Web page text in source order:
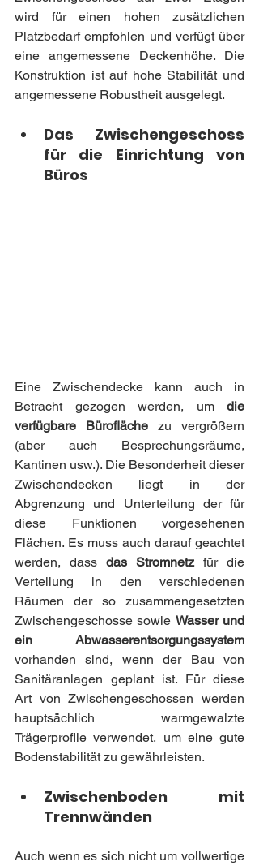
wird für einen hohen zusätzlichen
Platzbedarf empfohlen und verfügt über
eine angemessene Deckenhöhe. Die
Konstruktion ist auf hohe Stabilität und
angemessene Robustheit ausgelegt.
Das Zwischengeschoss
für die Einrichtung von
Büros
Eine Zwischendecke kann auch in
Betracht gezogen werden, um die
verfügbare Bürofläche zu vergrößern
(aber auch Besprechungsräume,
Kantinen usw.). Die Besonderheit dieser
Zwischendecken liegt in der
Abgrenzung und Unterteilung der für
diese Funktionen vorgesehenen
Flächen. Es muss auch darauf geachtet
werden, dass das Stromnetz für die
Verteilung in den verschiedenen
Räumen der so zusammengesetzten
Zwischengeschosse sowie Wasser und
vorhanden sind, wenn der Bau von
Sanitäranlagen geplant ist. Für diese
Art von Zwischengeschossen werden
hauptsächlich warmgewalzte
Trägerprofile verwendet, um eine gute
Bodenstabilität zu gewährleisten.
Zwischenboden mit
Trennwänden
Auch wenn es sich nicht um vollwertige